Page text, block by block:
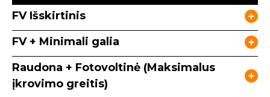
FV Išskirtinis
FV + Minimali galia
Raudona + Fotovoltinė (Maksimalus
įkrovimo greitis)